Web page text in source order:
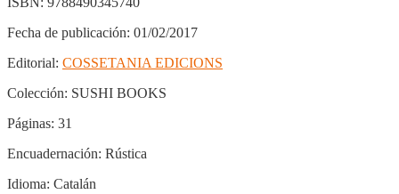
Fecha de publicación: 01/02/2017
Editorial: COSSETANIA EDICIONS
Colección: SUSHI BOOKS
Páginas: 31
Encuadernación: Rústica
Idioma: Catalán